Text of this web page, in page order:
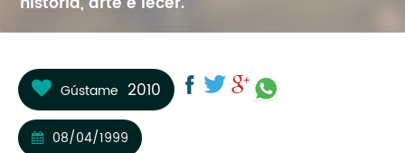
Gústame 2010
08/04/1999